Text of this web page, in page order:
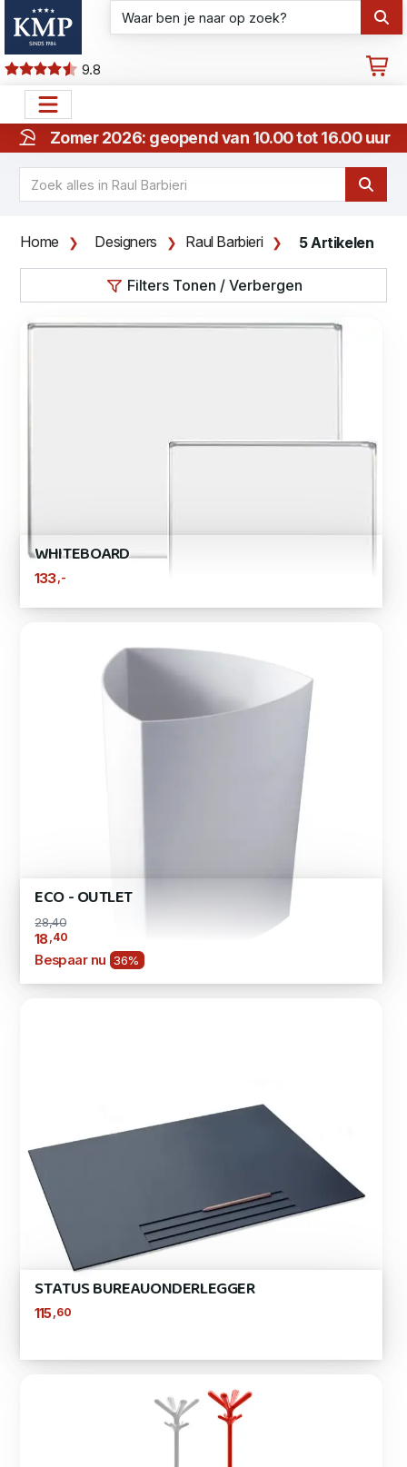
9.8
Zomer 2026: geopend van 10.00 tot 16.00 uur
Home Designers Raul Barbieri 5 Artikelen
Filters Tonen / Verbergen
WHITEBOARD
133 ,-
ECO - OUTLET
28,40
18,40
Bespaar nu 36%
STATUS BUREAUONDERLEGGER
115 ,60